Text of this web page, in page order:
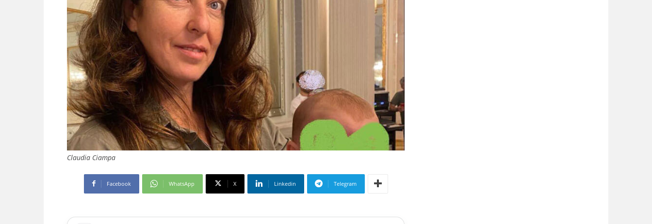
Claudia Ciampa
Facebook WhatsApp X Linkedin Telegram